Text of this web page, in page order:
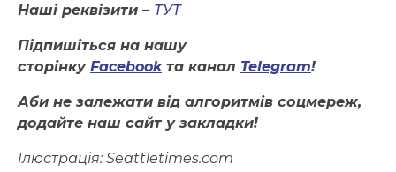
Наші реквізити – ТУТ
Підпишіться на нашу
сторінку Facebookта канал Telegram!
Аби не залежати від алгоритмів соцмереж,
додайте наш сайт у закладки!
Ілюстрація: Seattletimes.com